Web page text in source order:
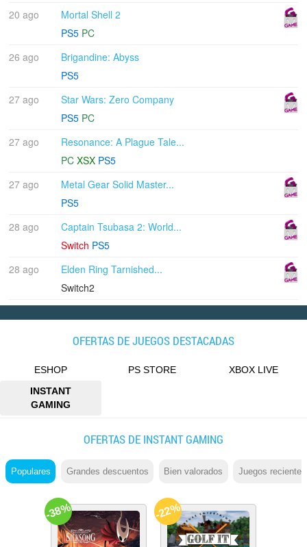
20 ago
Mortal Shell 2
PS5 PC
26 ago
Brigandine: Abyss
PS5
27 ago
Star Wars: Zero Company
PS5 PC
27 ago
Resonance: A Plague Tale...
PC XSX PS5
27 ago
Metal Gear Solid Master...
PS5
28 ago
Captain Tsubasa 2: World...
Switch PS5
28 ago
Elden Ring Tarnished...
Switch2
OFERTAS DE JUEGOS DESTACADAS
ESHOP PS STORE
XBOX LIVE
INSTANT
GAMING
OFERTAS DE INSTANT GAMING
Populares Grandes descuentos Bien valorados Juegos recientes
-38% -22%